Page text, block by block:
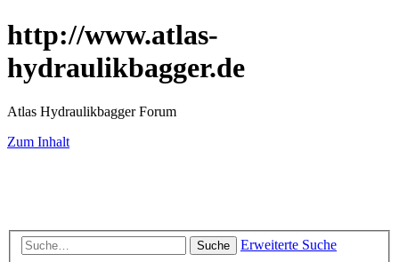
http://www.atlas-
hydraulikbagger.de
Atlas Hydraulikbagger Forum
Zum Inhalt
Suche
Erweiterte Suche